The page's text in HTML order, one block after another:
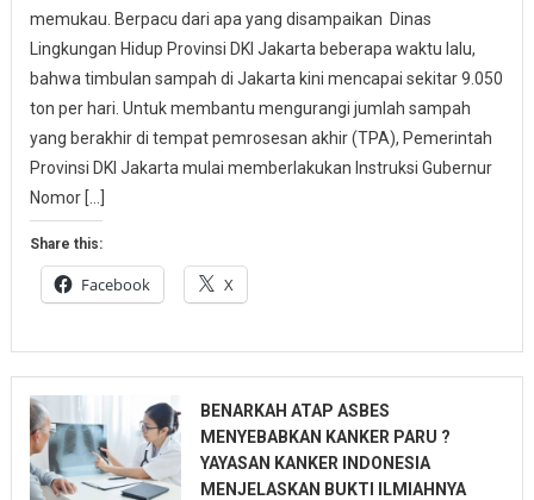
memukau. Berpacu dari apa yang disampaikan Dinas
Lingkungan Hidup Provinsi DKI Jakarta beberapa waktu lalu,
bahwa timbulan sampah di Jakarta kini mencapai sekitar 9.050
ton per hari. Untuk membantu mengurangi jumlah sampah
yang berakhir di tempat pemrosesan akhir (TPA), Pemerintah
Provinsi DKI Jakarta mulai memberlakukan Instruksi Gubernur
Nomor […]
Share this:
Facebook X
BENARKAH ATAP ASBES
MENYEBABKAN KANKER PARU ?
YAYASAN KANKER INDONESIA
MENJELASKAN BUKTI ILMIAHNYA